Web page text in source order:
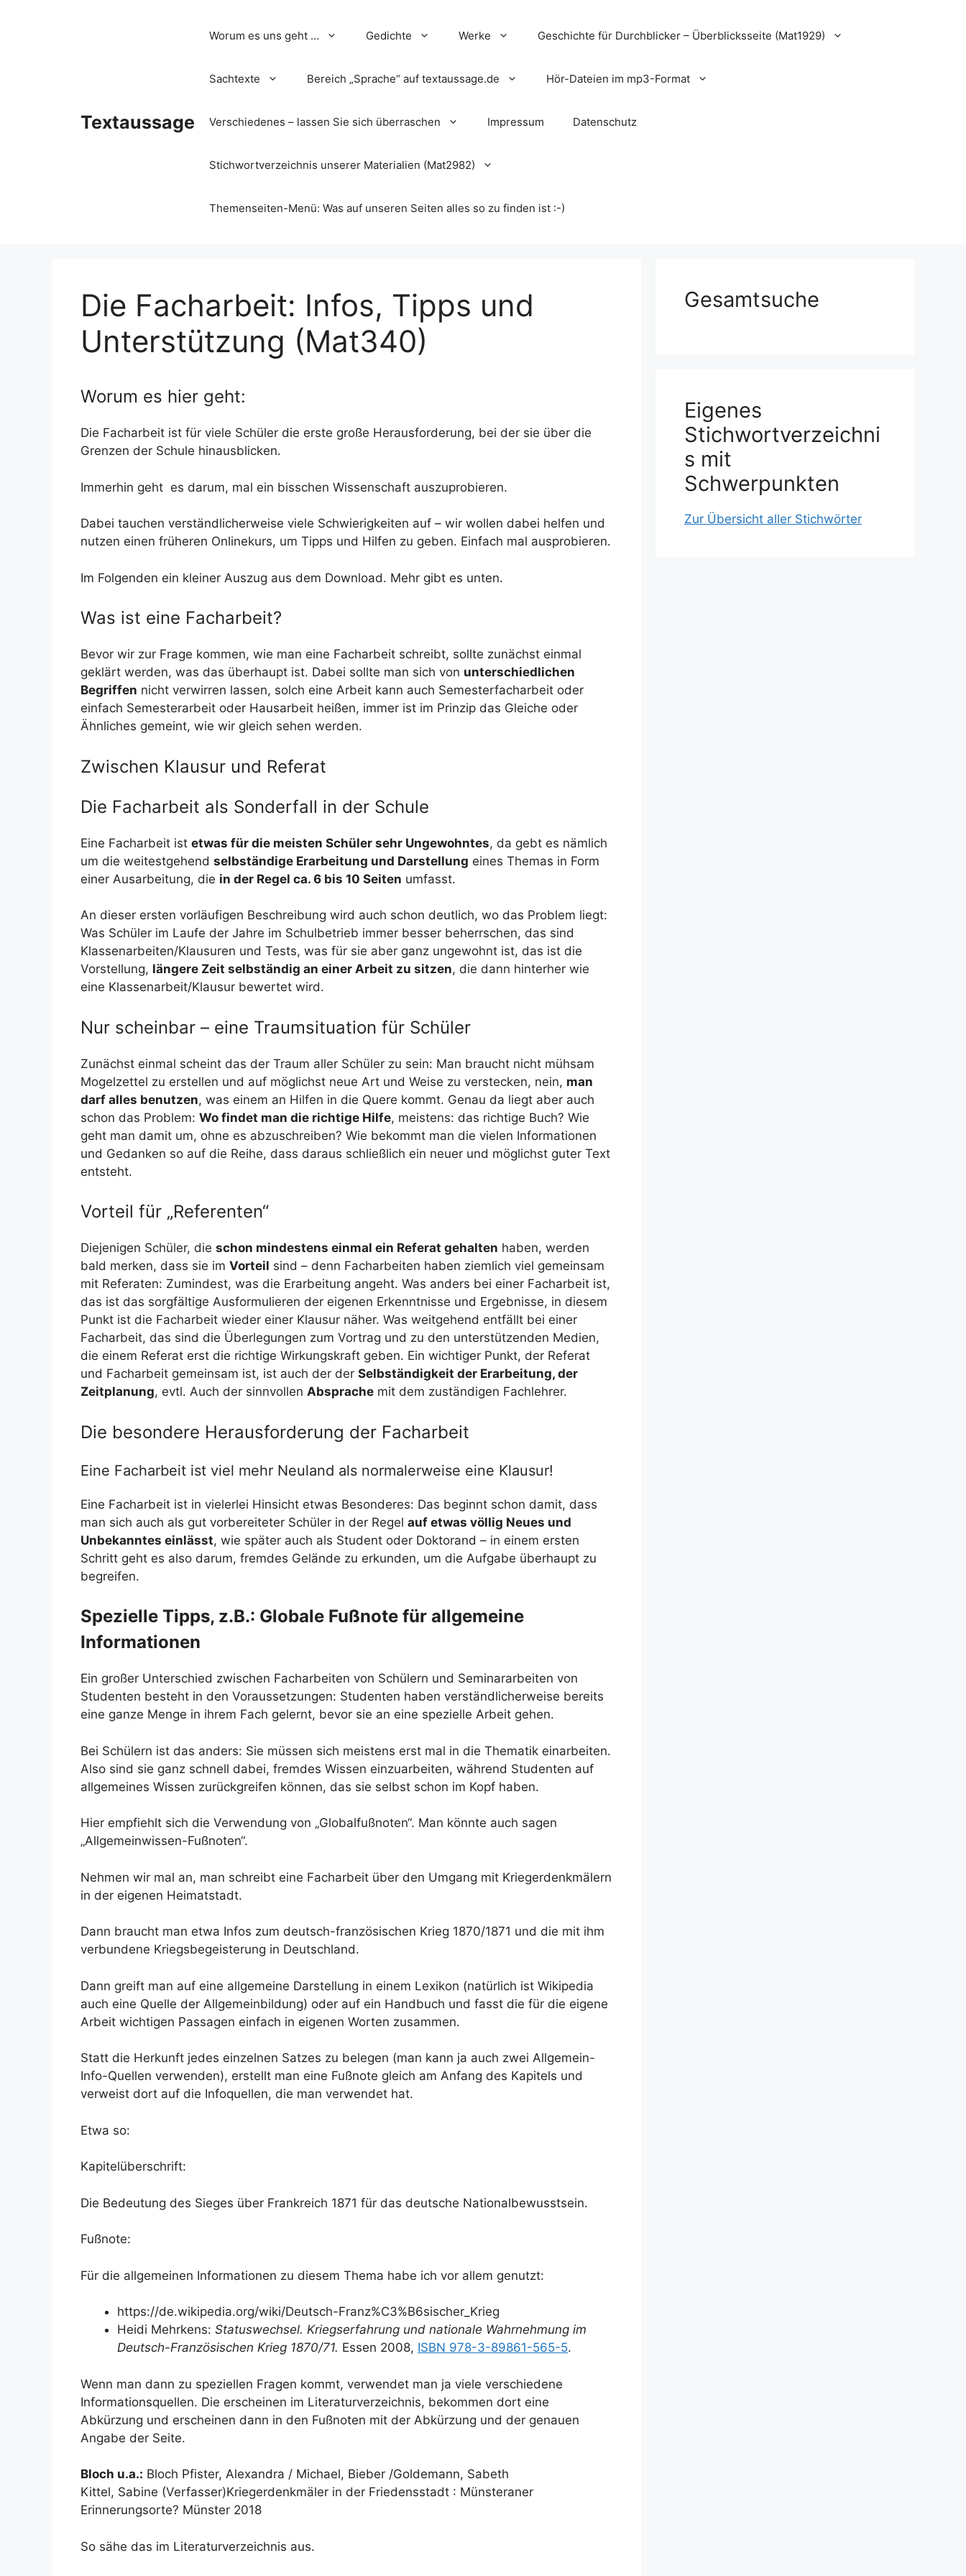
Textaussage
Worum es uns geht … Gedichte Werke Geschichte für Durchblicker – Überblicksseite (Mat1929)
Sachtexte Bereich „Sprache“ auf textaussage.de Hör-Dateien im mp3-Format
Verschiedenes – lassen Sie sich überraschen Impressum Datenschutz
Stichwortverzeichnis unserer Materialien (Mat2982)
Themenseiten-Menü: Was auf unseren Seiten alles so zu finden ist :-)
Die Facharbeit: Infos, Tipps und
Unterstützung (Mat340)
Worum es hier geht:
Die Facharbeit ist für viele Schüler die erste große Herausforderung, bei der sie über die
Grenzen der Schule hinausblicken.
Immerhin geht es darum, mal ein bisschen Wissenschaft auszuprobieren.
Dabei tauchen verständlicherweise viele Schwierigkeiten auf – wir wollen dabei helfen und
nutzen einen früheren Onlinekurs, um Tipps und Hilfen zu geben. Einfach mal ausprobieren.
Im Folgenden ein kleiner Auszug aus dem Download. Mehr gibt es unten.
Was ist eine Facharbeit?
Bevor wir zur Frage kommen, wie man eine Facharbeit schreibt, sollte zunächst einmal
geklärt werden, was das überhaupt ist. Dabei sollte man sich von unterschiedlichen
Begriffen nicht verwirren lassen, solch eine Arbeit kann auch Semesterfacharbeit oder
einfach Semesterarbeit oder Hausarbeit heißen, immer ist im Prinzip das Gleiche oder
Ähnliches gemeint, wie wir gleich sehen werden.
Zwischen Klausur und Referat
Die Facharbeit als Sonderfall in der Schule
Eine Facharbeit ist etwas für die meisten Schüler sehr Ungewohntes, da gebt es nämlich
um die weitestgehend selbständige Erarbeitung und Darstellung eines Themas in Form
einer Ausarbeitung, die in der Regel ca. 6 bis 10 Seiten umfasst.
An dieser ersten vorläufigen Beschreibung wird auch schon deutlich, wo das Problem liegt:
Was Schüler im Laufe der Jahre im Schulbetrieb immer besser beherrschen, das sind
Klassenarbeiten/Klausuren und Tests, was für sie aber ganz ungewohnt ist, das ist die
Vorstellung, längere Zeit selbständig an einer Arbeit zu sitzen, die dann hinterher wie
eine Klassenarbeit/Klausur bewertet wird.
Nur scheinbar – eine Traumsituation für Schüler
Zunächst einmal scheint das der Traum aller Schüler zu sein: Man braucht nicht mühsam
Mogelzettel zu erstellen und auf möglichst neue Art und Weise zu verstecken, nein, man
darf alles benutzen, was einem an Hilfen in die Quere kommt. Genau da liegt aber auch
schon das Problem: Wo findet man die richtige Hilfe, meistens: das richtige Buch? Wie
geht man damit um, ohne es abzuschreiben? Wie bekommt man die vielen Informationen
und Gedanken so auf die Reihe, dass daraus schließlich ein neuer und möglichst guter Text
entsteht.
Vorteil für „Referenten“
Diejenigen Schüler, die schon mindestens einmal ein Referat gehalten haben, werden
bald merken, dass sie im Vorteil sind – denn Facharbeiten haben ziemlich viel gemeinsam
mit Referaten: Zumindest, was die Erarbeitung angeht. Was anders bei einer Facharbeit ist,
das ist das sorgfältige Ausformulieren der eigenen Erkenntnisse und Ergebnisse, in diesem
Punkt ist die Facharbeit wieder einer Klausur näher. Was weitgehend entfällt bei einer
Facharbeit, das sind die Überlegungen zum Vortrag und zu den unterstützenden Medien,
die einem Referat erst die richtige Wirkungskraft geben. Ein wichtiger Punkt, der Referat
und Facharbeit gemeinsam ist, ist auch der der Selbständigkeit der Erarbeitung, der
Zeitplanung, evtl. Auch der sinnvollen Absprache mit dem zuständigen Fachlehrer.
Die besondere Herausforderung der Facharbeit
Eine Facharbeit ist viel mehr Neuland als normalerweise eine Klausur!
Eine Facharbeit ist in vielerlei Hinsicht etwas Besonderes: Das beginnt schon damit, dass
man sich auch als gut vorbereiteter Schüler in der Regel auf etwas völlig Neues und
Unbekanntes einlässt, wie später auch als Student oder Doktorand – in einem ersten
Schritt geht es also darum, fremdes Gelände zu erkunden, um die Aufgabe überhaupt zu
begreifen.
Spezielle Tipps, z.B.: Globale Fußnote für allgemeine
Informationen
Ein großer Unterschied zwischen Facharbeiten von Schülern und Seminararbeiten von
Studenten besteht in den Voraussetzungen: Studenten haben verständlicherweise bereits
eine ganze Menge in ihrem Fach gelernt, bevor sie an eine spezielle Arbeit gehen.
Bei Schülern ist das anders: Sie müssen sich meistens erst mal in die Thematik einarbeiten.
Also sind sie ganz schnell dabei, fremdes Wissen einzuarbeiten, während Studenten auf
allgemeines Wissen zurückgreifen können, das sie selbst schon im Kopf haben.
Hier empfiehlt sich die Verwendung von „Globalfußnoten“. Man könnte auch sagen
„Allgemeinwissen-Fußnoten“.
Nehmen wir mal an, man schreibt eine Facharbeit über den Umgang mit Kriegerdenkmälern
in der eigenen Heimatstadt.
Dann braucht man etwa Infos zum deutsch-französischen Krieg 1870/1871 und die mit ihm
verbundene Kriegsbegeisterung in Deutschland.
Dann greift man auf eine allgemeine Darstellung in einem Lexikon (natürlich ist Wikipedia
auch eine Quelle der Allgemeinbildung) oder auf ein Handbuch und fasst die für die eigene
Arbeit wichtigen Passagen einfach in eigenen Worten zusammen.
Statt die Herkunft jedes einzelnen Satzes zu belegen (man kann ja auch zwei Allgemein-
Info-Quellen verwenden), erstellt man eine Fußnote gleich am Anfang des Kapitels und
verweist dort auf die Infoquellen, die man verwendet hat.
Etwa so:
Kapitelüberschrift:
Die Bedeutung des Sieges über Frankreich 1871 für das deutsche Nationalbewusstsein.
Fußnote:
Für die allgemeinen Informationen zu diesem Thema habe ich vor allem genutzt:
https://de.wikipedia.org/wiki/Deutsch-Franz%C3%B6sischer_Krieg
Heidi Mehrkens: Statuswechsel. Kriegserfahrung und nationale Wahrnehmung im
Deutsch-Französischen Krieg 1870/71. Essen 2008, ISBN 978-3-89861-565-5.
Wenn man dann zu speziellen Fragen kommt, verwendet man ja viele verschiedene
Informationsquellen. Die erscheinen im Literaturverzeichnis, bekommen dort eine
Abkürzung und erscheinen dann in den Fußnoten mit der Abkürzung und der genauen
Angabe der Seite.
Bloch u.a.: Bloch Pfister, Alexandra / Michael, Bieber /Goldemann, Sabeth
Kittel, Sabine (Verfasser)Kriegerdenkmäler in der Friedensstadt : Münsteraner
Erinnerungsorte? Münster 2018
So sähe das im Literaturverzeichnis aus.
Gesamtsuche
Eigenes
Stichwortverzeichni
s mit
Schwerpunkten
Zur Übersicht aller Stichwörter